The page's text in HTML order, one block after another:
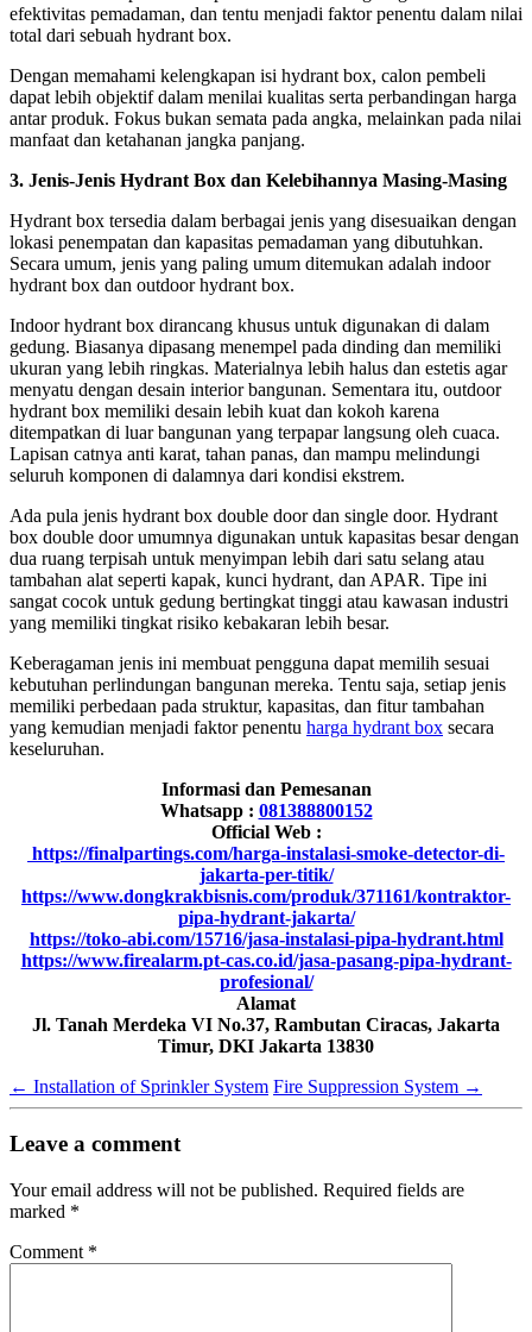
efektivitas pemadaman, dan tentu menjadi faktor penentu dalam nilai
total dari sebuah hydrant box.
Dengan memahami kelengkapan isi hydrant box, calon pembeli
dapat lebih objektif dalam menilai kualitas serta perbandingan harga
antar produk. Fokus bukan semata pada angka, melainkan pada nilai
manfaat dan ketahanan jangka panjang.
3. Jenis-Jenis Hydrant Box dan Kelebihannya Masing-Masing
Hydrant box tersedia dalam berbagai jenis yang disesuaikan dengan
lokasi penempatan dan kapasitas pemadaman yang dibutuhkan.
Secara umum, jenis yang paling umum ditemukan adalah indoor
hydrant box dan outdoor hydrant box.
Indoor hydrant box dirancang khusus untuk digunakan di dalam
gedung. Biasanya dipasang menempel pada dinding dan memiliki
ukuran yang lebih ringkas. Materialnya lebih halus dan estetis agar
menyatu dengan desain interior bangunan. Sementara itu, outdoor
hydrant box memiliki desain lebih kuat dan kokoh karena
ditempatkan di luar bangunan yang terpapar langsung oleh cuaca.
Lapisan catnya anti karat, tahan panas, dan mampu melindungi
seluruh komponen di dalamnya dari kondisi ekstrem.
Ada pula jenis hydrant box double door dan single door. Hydrant
box double door umumnya digunakan untuk kapasitas besar dengan
dua ruang terpisah untuk menyimpan lebih dari satu selang atau
tambahan alat seperti kapak, kunci hydrant, dan APAR. Tipe ini
sangat cocok untuk gedung bertingkat tinggi atau kawasan industri
yang memiliki tingkat risiko kebakaran lebih besar.
Keberagaman jenis ini membuat pengguna dapat memilih sesuai
kebutuhan perlindungan bangunan mereka. Tentu saja, setiap jenis
memiliki perbedaan pada struktur, kapasitas, dan fitur tambahan
yang kemudian menjadi faktor penentu harga hydrant box secara
keseluruhan.
Informasi dan Pemesanan
Whatsapp : 081388800152
Official Web :
https://finalpartings.com/harga-instalasi-smoke-detector-di-
jakarta-per-titik/
https://www.dongkrakbisnis.com/produk/371161/kontraktor-
pipa-hydrant-jakarta/
https://toko-abi.com/15716/jasa-instalasi-pipa-hydrant.html
https://www.firealarm.pt-cas.co.id/jasa-pasang-pipa-hydrant-
profesional/
Alamat
Jl. Tanah Merdeka VI No.37, Rambutan Ciracas, Jakarta
Timur, DKI Jakarta 13830
← Installation of Sprinkler System Fire Suppression System →
Leave a comment
Your email address will not be published. Required fields are
marked *
Comment *